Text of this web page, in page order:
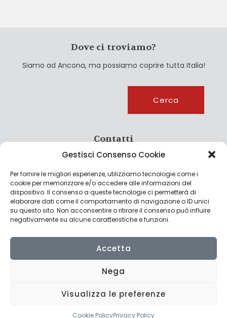
Gestisci Consenso Cookie
Per fornire le migliori esperienze, utilizziamo tecnologie come i
cookie per memorizzare e/o accedere alle informazioni del
dispositivo. Il consenso a queste tecnologie ci permetterà di
elaborare dati come il comportamento di navigazione o ID unici
su questo sito. Non acconsentire o ritirare il consenso può influire
negativamente su alcune caratteristiche e funzioni.
Accetta
Nega
Visualizza le preferenze
Cookie PolicyPrivacy Policy
Dove ci troviamo?
Siamo ad Ancona, ma possiamo coprire tutta Italia!
Cerca
Contatti
info@culturagroalimentare.com
Note legali
Privacy Policy
© 2022 CulturAgroalimentare di Raffaello De Crescenzo - P.IVA